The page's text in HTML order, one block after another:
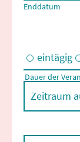
Enddatum
Eintägige und/
eintägig
Dauer der
Zeitraum